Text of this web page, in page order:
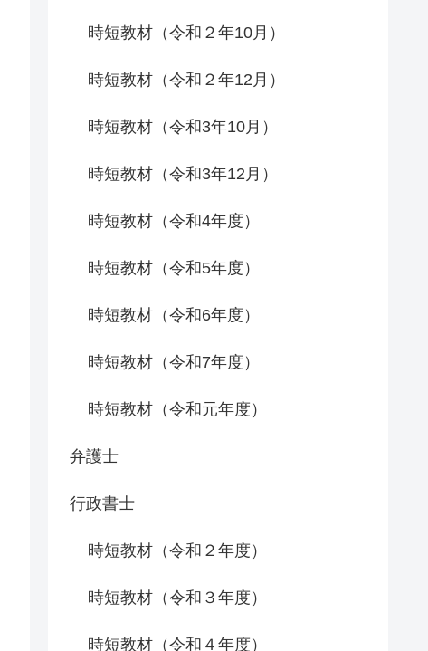
時短教材（令和２年10月）
時短教材（令和２年12月）
時短教材（令和3年10月）
時短教材（令和3年12月）
時短教材（令和4年度）
時短教材（令和5年度）
時短教材（令和6年度）
時短教材（令和7年度）
時短教材（令和元年度）
弁護士
行政書士
時短教材（令和２年度）
時短教材（令和３年度）
時短教材（令和４年度）